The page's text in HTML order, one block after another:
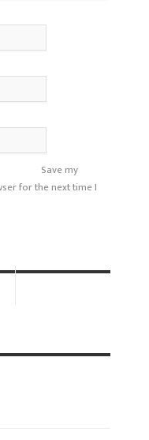
Save my
for the next time I